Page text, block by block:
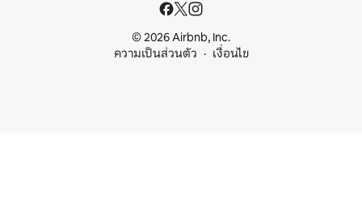
© 2026 Airbnb, Inc.
ความเป็นส่วนตัว
เงื่อนไข